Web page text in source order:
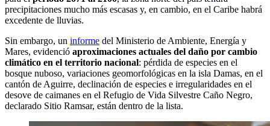
precipitaciones mucho más escasas y, en cambio, en el Caribe habrá
excedente de lluvias.
Sin embargo, un informe del Ministerio de Ambiente, Energía y
Mares, evidenció aproximaciones actuales del daño por cambio
climático en el territorio nacional: pérdida de especies en el
bosque nuboso, variaciones geomorfológicas en la isla Damas, en el
cantón de Aguirre, declinación de especies e irregularidades en el
desove de caimanes en el Refugio de Vida Silvestre Caño Negro,
declarado Sitio Ramsar, están dentro de la lista.